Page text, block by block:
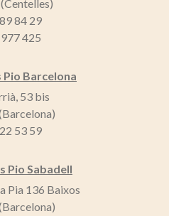
84 29
425
Pio Barcelona
53 bis
53 59
Pio Sabadell
Pia 136 Baixos